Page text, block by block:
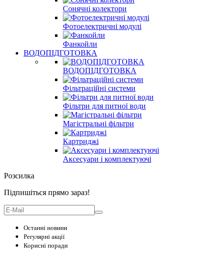
Сонячні колектори
Фотоелектричні модулі
Фанкойли
ВОДОПІДГОТОВКА
ВОДОПІДГОТОВКА
Фільтраційні системи
Фільтри для питної води
Магістральні фільтри
Картриджі
Аксесуари і комплектуючі
Розсилка
Підпишіться прямо зараз!
Останні новини
Регулярні акції
Корисні поради